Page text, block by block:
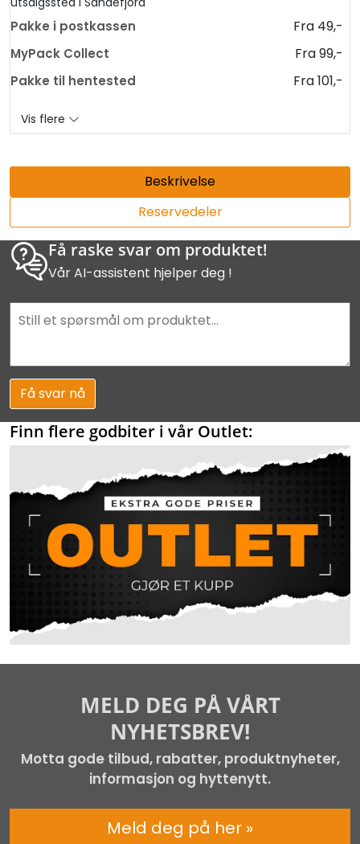
Pakke i postkassen Fra 49,-
MyPack Collect Fra 99,-
Pakke til hentested Fra 101,-
Vis flere
Beskrivelse
Reservedeler
Få raske svar om produktet!
Vår AI-assistent hjelper deg !
Få svar nå
Finn flere godbiter i vår Outlet:
MELD DEG PÅ VÅRT
NYHETSBREV!
Motta gode tilbud, rabatter, produktnyheter,
informasjon og hyttenytt.
Meld deg på her »